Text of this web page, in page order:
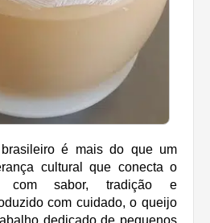
é mais do que um
cultural que conecta o
sabor, tradição e
com cuidado, o queijo
dedicado de pequenos